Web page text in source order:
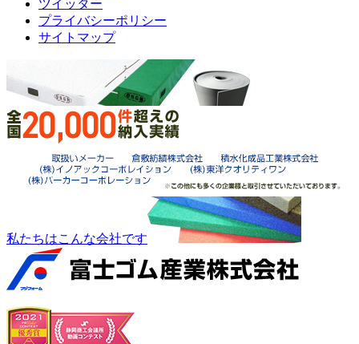
ツイッター
プライバシーポリシー
サイトマップ
私たちはこんな会社です